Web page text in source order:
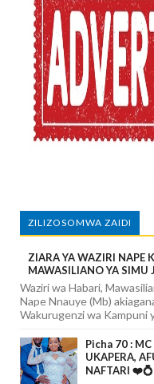
ZILIZOSOMWA ZAIDI
ZIARA YA WAZIRI NAPE
MAWASILIANO YA SIMU
Waziri wa Habari,
Nape Nnauye (Mb)
Wakurugenzi wa Kampuni
Picha 70 :
UKAPERA,
NAFTARI ❤️💍